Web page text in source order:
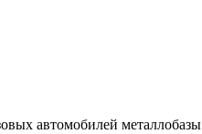
автомобилей